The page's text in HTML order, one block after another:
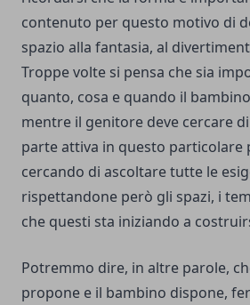
contenuto per questo motivo di
spazio alla fantasia, al
Troppe volte si pensa che sia
quanto, cosa e quando il
mentre il genitore deve cercare
parte attiva in questo particolare
cercando di ascoltare tutte le
rispettandone però gli spazi, i
che questi sta iniziando a
Potremmo dire, in altre parole,
propone e il bambino dispone,